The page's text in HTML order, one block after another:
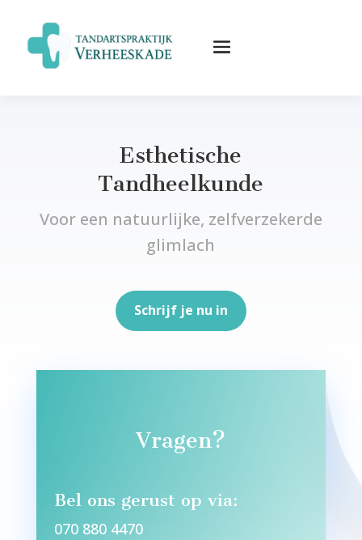
Esthetische
Tandheelkunde
Voor een natuurlijke, zelfverzekerde
glimlach
Schrijf je nu in
Vragen?
Bel ons gerust op via:
070 880 4470